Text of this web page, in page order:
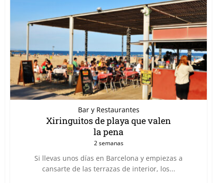
Bar y Restaurantes
Xiringuitos de playa que valen
la pena
2 semanas
Si llevas unos días en Barcelona y empiezas a
cansarte de las terrazas de interior, los...